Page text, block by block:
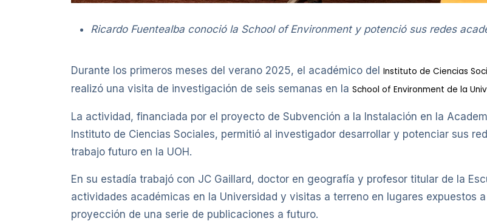
Ricardo Fuentealba conoció la School of Environment y potenció sus redes
Durante los primeros meses del verano 2025, el académico del Instituto de Ciencias
realizó una visita de investigación de seis semanas en la School of Environment de la
La actividad, financiada por el proyecto de Subvención a la Instalación en la
Instituto de Ciencias Sociales, permitió al investigador desarrollar y potenciar sus
trabajo futuro en la UOH.
En su estadía trabajó con JC Gaillard, doctor en geografía y profesor titular de la
actividades académicas en la Universidad y visitas a terreno en lugares expuestos
proyección de una serie de publicaciones a futuro.